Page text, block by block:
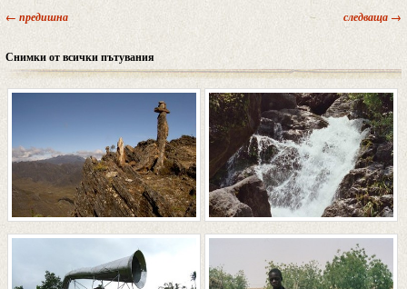
← предишна следваща →
Снимки от всички пътувания